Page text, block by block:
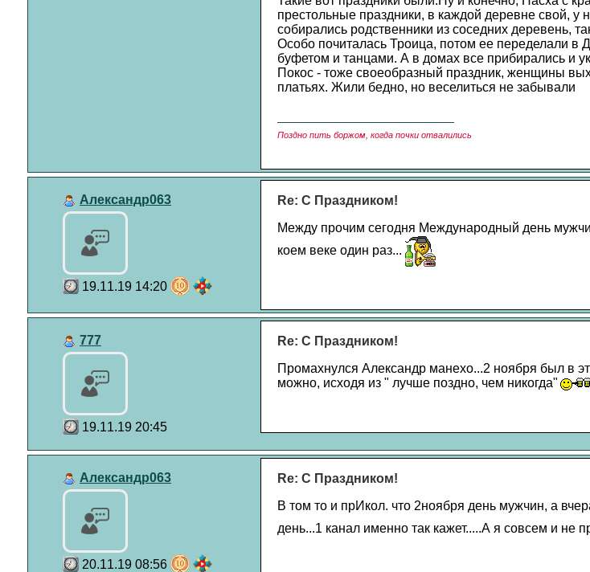
престольные праздники, в каждой деревне свой,
собирались родственники из соседних деревень,
Особо почиталась Троица, потом ее переделали в
буфетом и танцами. А в домах все прибирались и
Покос - тоже своеобразный праздник, женщины
платьях. Жили бедно, но веселиться не забывали
Поздно пить боржом, когда почки отвалились
Александр063
19.11.19 14:20
Re: С Праздником!
Между прочим сегодня Международный день
коем веке один раз...
777
19.11.19 20:45
Re: С Праздником!
Промахнулся Александр манехо...2 ноября был в
можно, исходя из " лучше поздно, чем никогда"
Александр063
20.11.19 08:56
Re: С Праздником!
В том то и прИкол. что 2ноября день мужчин, а
день...1 канал именно так кажет.....А я совсем и не